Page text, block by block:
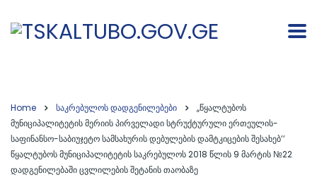
Home საკრებულოს დადგენილებები
,,წყალტუბოს
მუნიციპალიტეტის მერიის პირველადი სტრუქტურული ერთეულის-
საფინანსო-საბიუჯეტო სამსახურის დებულების დამტკიცების შესახებ’’
წყალტუბოს მუნიციპალიტეტის საკრებულოს 2018 წლის 9 მარტის №22
დადგენილებაში ცვლილების შეტანის თაობაზე